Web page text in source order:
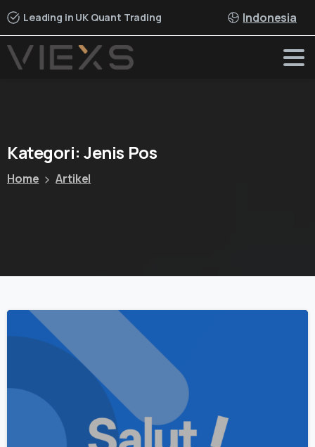
Leading in UK Quant Trading Indonesia
Kategori: Jenis Pos
Home Artikel